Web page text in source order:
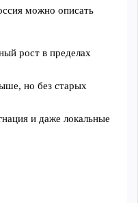
можно описать
рост в пределах
но без старых
и даже локальные